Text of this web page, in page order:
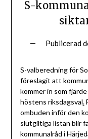
S-
Publicerad
S-valberedning för
föreslagit att
kommer in som
höstens riksdagsval.
ombuden inför den
slutgiltiga listan blir
kommunalråd i